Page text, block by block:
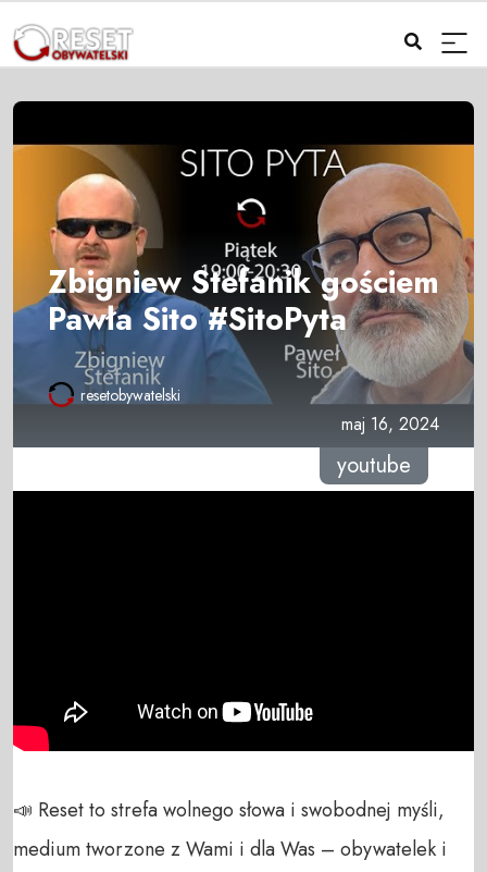
Zbigniew Stefanik gościem
Pawła Sito #SitoPyta
resetobywatelski
maj 16, 2024
youtube
📣 Reset to strefa wolnego słowa i swobodnej myśli,
medium tworzone z Wami i dla Was – obywatelek i